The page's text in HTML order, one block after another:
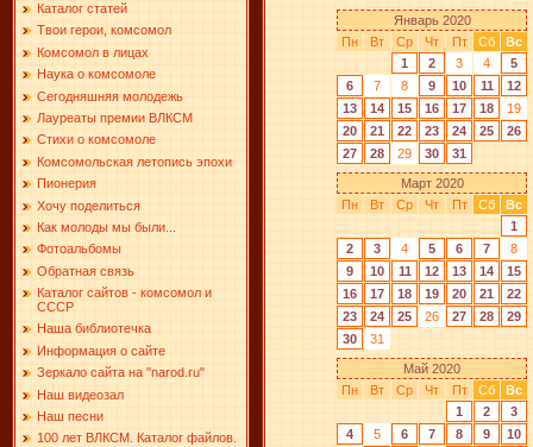
Каталог статей
Твои герои, комсомол
Комсомол в лицах
Наука о комсомоле
Сегодняшняя молодежь
Лауреаты премии ВЛКСМ
Стихи о комсомоле
Комсомольская летопись эпохи
Пионерия
Хочу поделиться
Как молоды мы были...
Фотоальбомы
Обратная связь
Каталог сайтов - комсомол и
СССР
Наша библиотечка
Информация о сайте
Зеркало сайта на "narоd.ru"
Наш видеозал
Наш песни
100 лет ВЛКСМ. Каталог файлов.
Январь 2020
Пн
Вт Ср Чт Пт Сб
Вс
1
2 3 4
5
6
7 8 9 10 11
12
13
14 15 16 17 18
19
20
21 22 23 24 25
26
27
28 29 30 31
Март 2020
Пн
Вт Ср Чт Пт Сб
Вс
1
2
3 4 5 6 7
8
9
10 11 12 13 14
15
16
17 18 19 20 21
22
23
24 25 26 27 28
29
30
31
Май 2020
Пн
Вт Ср Чт Пт Сб
Вс
1
2
3
4
5 6 7 8 9
10